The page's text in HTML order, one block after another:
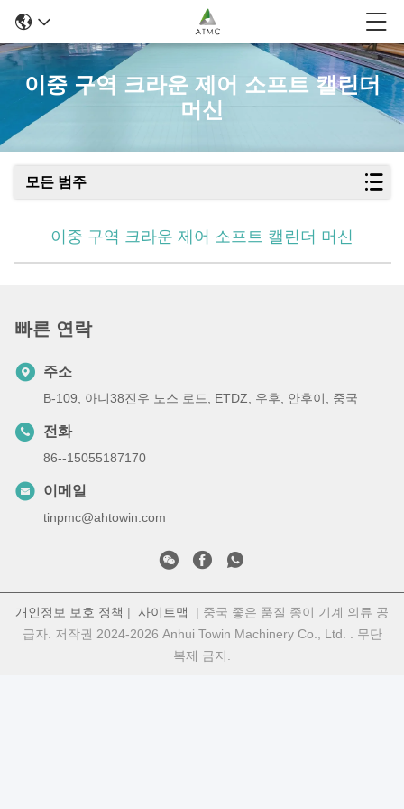
이중 구역 크라운 제어 소프트 캘린더
머신
모든 범주
이중 구역 크라운 제어 소프트 캘린더 머신
빠른 연락
주소
B-109, 아니38진우 노스 로드, ETDZ, 우후, 안후이, 중국
전화
86--15055187170
이메일
tinpmc@ahtowin.com
개인정보 보호 정책 | 사이트맵
| 중국 좋은 품질 종이 기계 의류 공
급자. 저작권 2024-2026 Anhui Towin Machinery Co., Ltd. . 무단
복제 금지.